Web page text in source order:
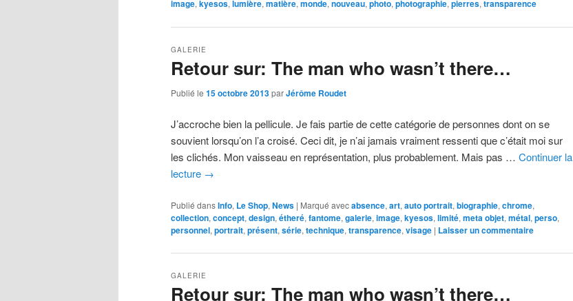
image, kyesos, lumière, matière, monde, nouveau, photo, photographie, pierres, transparence
Retour sur: The man who wasn’t there…
GALERIE
Publié le 15 octobre 2013parJérôme Roudet
J’accroche bien la pellicule. Je fais partie de cette catégorie de personnes dont on se
souvient lorsqu’on l’a croisé. Ceci dit, je n’ai jamais vraiment ressenti que c’était moi sur
les clichés. Mon vaisseau en représentation, plus probablement. Mais pas … Continuer la
lecture →
Publié dansInfo, Le Shop, News | Marqué avecabsence, art, auto portrait, biographie, chrome,
collection, concept, design, étheré, fantome, galerie, image, kyesos, limité, meta objet, métal, perso,
personnel, portrait, présent, série, technique, transparence, visage | Laisser un commentaire
Retour sur: The man who wasn’t there…
GALERIE